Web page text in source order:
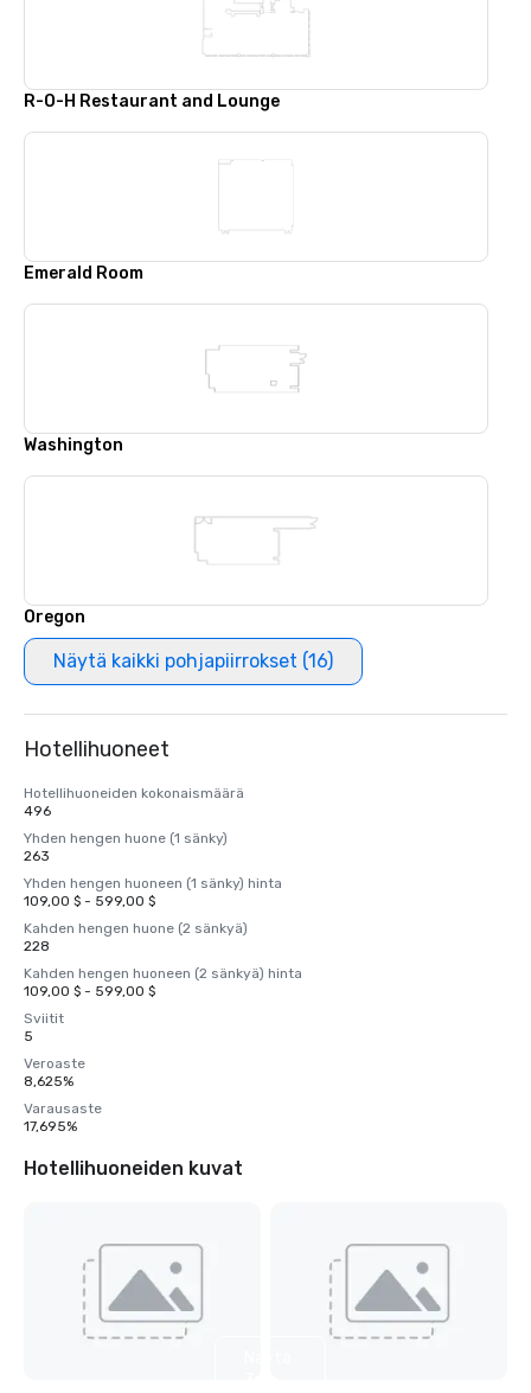
R-O-H Restaurant and Lounge
Emerald Room
Washington
Oregon
Näytä kaikki pohjapiirrokset (16)
Hotellihuoneet
Hotellihuoneiden kokonaismäärä
496
Yhden hengen huone (1 sänky)
263
Yhden hengen huoneen (1 sänky) hinta
109,00 $ - 599,00 $
Kahden hengen huone (2 sänkyä)
228
Kahden hengen huoneen (2 sänkyä) hinta
109,00 $ - 599,00 $
Sviitit
5
Veroaste
8,625%
Varausaste
17,695%
Hotellihuoneiden kuvat